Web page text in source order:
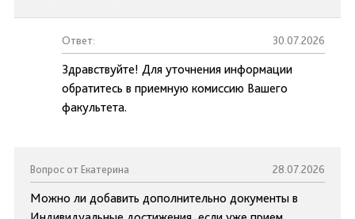
Ответ: 30.07.2026
Здравствуйте! Для уточнения информации
обратитесь в приемную комиссию Вашего
факультета.
Вопрос от Екатерина 28.07.2026
Можно ли добавить дополнительно документы в